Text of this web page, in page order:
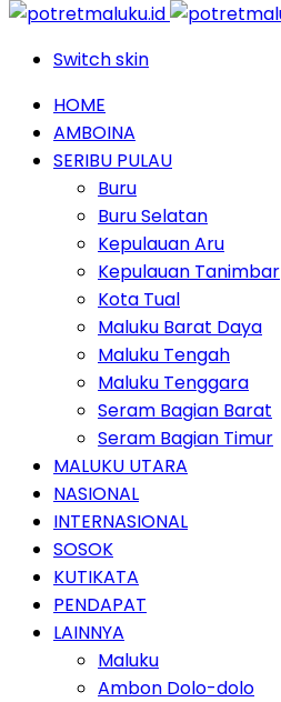
Switch skin
HOME
AMBOINA
SERIBU PULAU
Buru
Buru Selatan
Kepulauan Aru
Kepulauan Tanimbar
Kota Tual
Maluku Barat Daya
Maluku Tengah
Maluku Tenggara
Seram Bagian Barat
Seram Bagian Timur
MALUKU UTARA
NASIONAL
INTERNASIONAL
SOSOK
KUTIKATA
PENDAPAT
LAINNYA
Maluku
Ambon Dolo-dolo